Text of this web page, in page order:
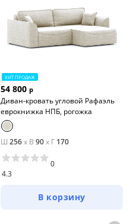
ХИТ ПРОДАЖ
54 800 р
Диван-кровать угловой Рафаэль
еврокнижка НПБ, рогожка
Ш 256x В 90x Г 170
4.3
0
В корзину